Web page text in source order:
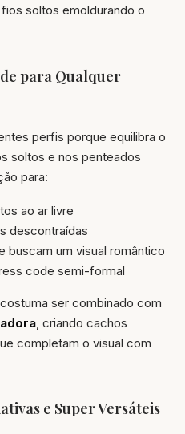
soltos emoldurando o
para Qualquer
perfis porque equilibra o
soltos e nos penteados
para:
ao ar livre
descontraídas
buscam um visual romântico
code semi-formal
ser combinado com
, criando cachos
completam o visual com
e Super Versáteis